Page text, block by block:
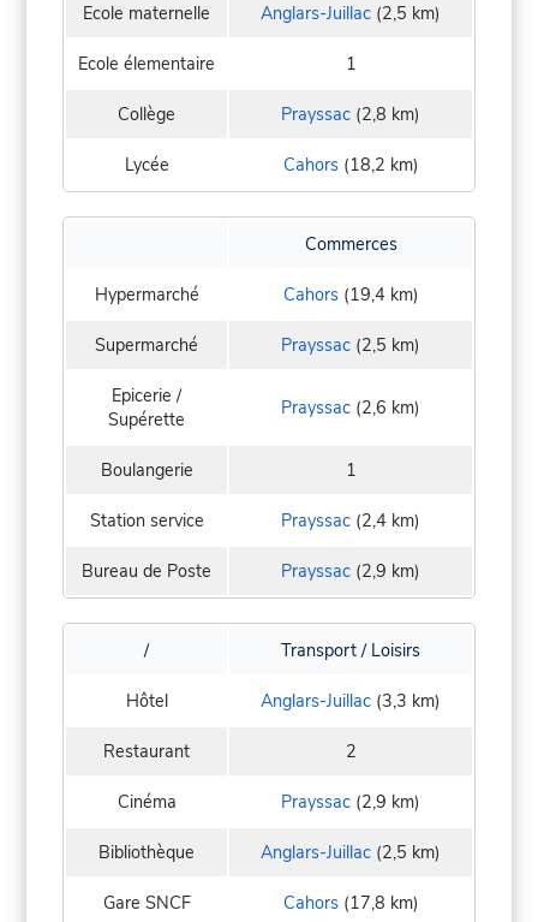
Ecole maternelle Anglars-Juillac (2,5 km)
Ecole élementaire 1
Collège Prayssac (2,8 km)
Lycée Cahors(18,2 km)
Commerces
Hypermarché Cahors(19,4 km)
Supermarché Prayssac (2,5 km)
Epicerie /
Supérette
Prayssac (2,6 km)
Boulangerie 1
Station service Prayssac (2,4 km)
Bureau de Poste Prayssac (2,9 km)
/ Transport / Loisirs
Hôtel Anglars-Juillac (3,3 km)
Restaurant 2
Cinéma Prayssac (2,9 km)
Bibliothèque Anglars-Juillac (2,5 km)
Gare SNCF Cahors(17,8 km)